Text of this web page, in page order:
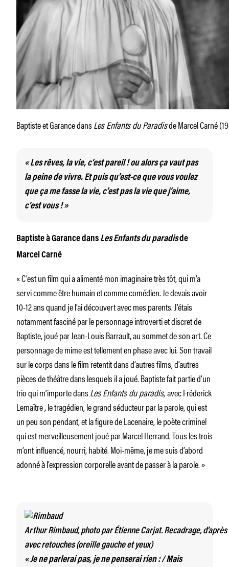
Baptiste et Garance dansLes Enfants du Paradisde Marcel Carné
«Les rêves, la vie, c’est pareil ! ou alors ça vaut pas
la peine de vivre. Et puis qu’est-ce que vous voulez
que ça me fasse la vie, c’est pas la vie que j’aime,
c’est vous !»
Baptiste à Garance dans Les Enfants du paradisde
Marcel Carné
« C’est un film qui a alimenté mon imaginaire très tôt, qui m’a
servi comme être humain et comme comédien. Je devais avoir
10-12 ans quand je l’ai découvert avec mes parents. J’étais
notamment fasciné par le personnage introverti et discret de
Baptiste, joué par Jean-Louis Barrault, au sommet de son art. Ce
personnage de mime est tellement en phase avec lui. Son travail
sur le corps dans le film retentit dans d’autres films, d’autres
pièces de théâtre dans lesquels il a joué. Baptiste fait partie d’un
trio qui m’importe dansLes Enfants du paradis,avec Fréderick
Lemaître,le tragédien, le grand séducteur par la parole, qui est
un peu son pendant, et la figure de Lacenaire, le poète criminel
qui est merveilleusement joué par Marcel Herrand. Tous les trois
m’ont influencé, nourri, habité. Moi-même, je me suis d’abord
adonné à l’expression corporelle avant de passer à la parole. »
Arthur Rimbaud, photo par Étienne Carjat. Recadrage,
avec retouches (oreille gauche et yeux)
« Je ne parlerai pas, je ne penserai rien : / Mais